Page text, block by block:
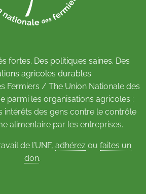
fortes. Des politiques saines. Des
agricoles durables.
Fermiers / The Union Nationale des
parmi les organisations agricoles :
intérêts des gens contre le contrôle
alimentaire par les entreprises.
de l’UNF, adhérezou faites un
don.